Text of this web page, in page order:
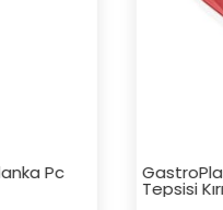
Pc
Tepsisi